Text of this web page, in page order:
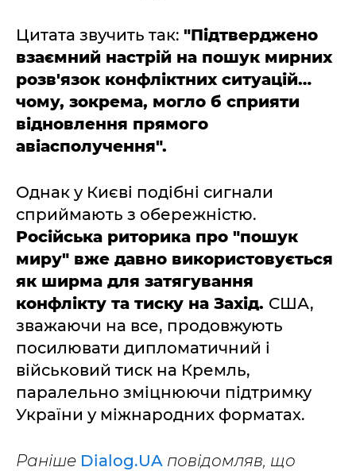
Цитата звучить так: "Підтверджено
взаємний настрій на пошук мирних
розв'язок конфліктних ситуацій…
чому, зокрема, могло б сприяти
відновлення прямого
авіасполучення".
Однак у Києві подібні сигнали
сприймають з обережністю.
Російська риторика про "пошук
миру" вже давно використовується
як ширма для затягування
конфлікту та тиску на Захід. США,
зважаючи на все, продовжують
посилювати дипломатичний і
військовий тиск на Кремль,
паралельно зміцнюючи підтримку
України у міжнародних форматах.
Раніше Dialog.UA повідомляв, що